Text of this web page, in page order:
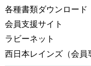
各種書類ダウンロード
会員支援サイト
ラビーネット
西日本レインズ （会